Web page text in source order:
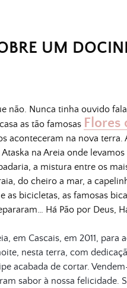
UM
não. Nunca tinha ouvido
as tão famosas Flores
aconteceram na nova
na Areia onde
a mistura entre os
do cheiro a mar, a
as bicicletas, as famosas
Há Pão por Deus,
em Cascais, em 2011, para
nesta terra, com
acabada de cortar.
sabor à nossa felicidade.